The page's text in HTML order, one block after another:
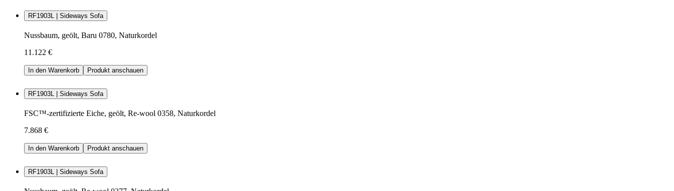
RF1903L | Sideways Sofa
Nussbaum, geölt, Baru 0780, Naturkordel
11.122 €
In den Warenkorb Produkt anschauen
RF1903L | Sideways Sofa
FSC™-zertifizierte Eiche, geölt, Re-wool 0358, Naturkordel
7.868 €
In den Warenkorb Produkt anschauen
RF1903L | Sideways Sofa